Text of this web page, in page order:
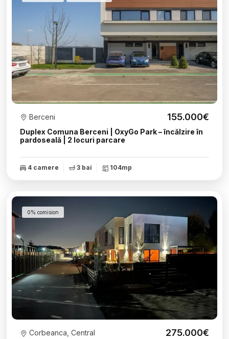
Duplex Comuna Berceni | OxyGo Park – încălzire în
pardoseală | 2 locuri parcare
Berceni 155.000€
4 camere 3 bai 104mp
0% comision
Corbeanca, Central 275.000€